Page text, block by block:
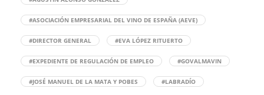
#ASOCIACIÓN EMPRESARIAL DEL VINO DE ESPAÑA (AEVE)
#DIRECTOR GENERAL #EVA LÓPEZ RITUERTO
#EXPEDIENTE DE REGULACIÓN DE EMPLEO #GOVALMAVIN
#JOSÉ MANUEL DE LA MATA Y POBES #LABRADÍO